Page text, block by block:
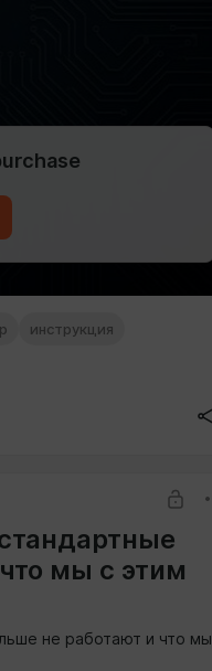
инструкция
мы с этим
не работают и что мы